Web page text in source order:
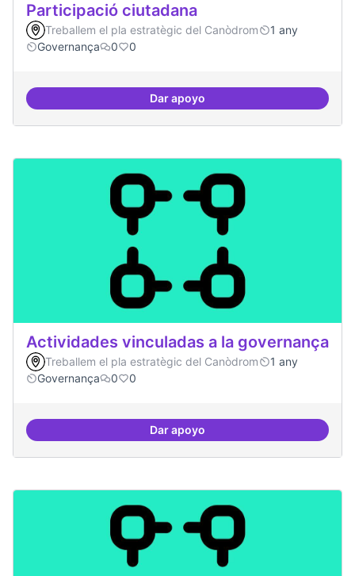
Participació ciutadana
Treballem el pla estratègic del Canòdrom
1 any
Governança
0 0
Dar apoyoParticipació ciutadana
Actividades vinculadas a la governança
Treballem el pla estratègic del Canòdrom
1 any
Governança
0 0
Dar apoyoActividades vinculadas a la